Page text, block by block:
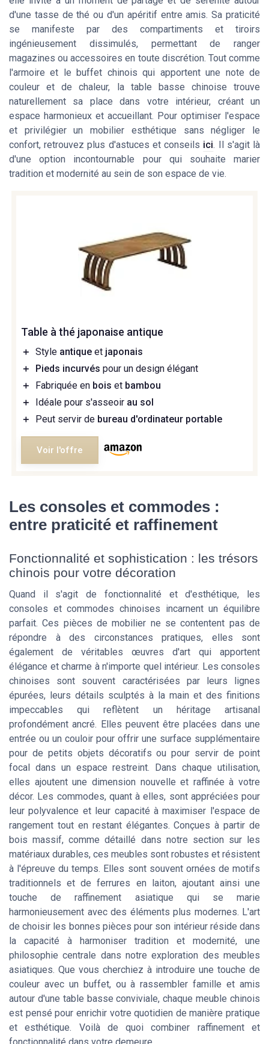
d'une tasse de thé ou d'un apéritif entre amis. Sa praticité
se manifeste par des compartiments et tiroirs
ingénieusement dissimulés, permettant de ranger
magazines ou accessoires en toute discrétion. Tout comme
l'armoire et le buffet chinois qui apportent une note de
couleur et de chaleur, la table basse chinoise trouve
naturellement sa place dans votre intérieur, créant un
espace harmonieux et accueillant. Pour optimiser l'espace
et privilégier un mobilier esthétique sans négliger le
confort, retrouvez plus d'astuces et conseils ici. Il s'agit là
d'une option incontournable pour qui souhaite marier
tradition et modernité au sein de son espace de vie.
Table à thé japonaise antique
＋ Style antique et japonais
＋
Pieds incurvés pour un design élégant
＋
Fabriquée en bois et bambou
＋
Idéale pour s'asseoir au sol
＋
Peut servir de bureau d'ordinateur portable
Voir l'offre
Les consoles et commodes :
entre praticité et raffinement
Fonctionnalité et sophistication : les trésors
chinois pour votre décoration
Quand il s'agit de fonctionnalité et d'esthétique, les
consoles et commodes chinoises incarnent un équilibre
parfait. Ces pièces de mobilier ne se contentent pas de
répondre à des circonstances pratiques, elles sont
également de véritables œuvres d'art qui apportent
élégance et charme à n'importe quel intérieur. Les consoles
chinoises sont souvent caractérisées par leurs lignes
épurées, leurs détails sculptés à la main et des finitions
impeccables qui reflètent un héritage artisanal
profondément ancré. Elles peuvent être placées dans une
entrée ou un couloir pour offrir une surface supplémentaire
pour de petits objets décoratifs ou pour servir de point
focal dans un espace restreint. Dans chaque utilisation,
elles ajoutent une dimension nouvelle et raffinée à votre
décor. Les commodes, quant à elles, sont appréciées pour
leur polyvalence et leur capacité à maximiser l'espace de
rangement tout en restant élégantes. Conçues à partir de
bois massif, comme détaillé dans notre section sur les
matériaux durables, ces meubles sont robustes et résistent
à l'épreuve du temps. Elles sont souvent ornées de motifs
traditionnels et de ferrures en laiton, ajoutant ainsi une
touche de raffinement asiatique qui se marie
harmonieusement avec des éléments plus modernes. L'art
de choisir les bonnes pièces pour son intérieur réside dans
la capacité à harmoniser tradition et modernité, une
philosophie centrale dans notre exploration des meubles
asiatiques. Que vous cherchiez à introduire une touche de
couleur avec un buffet, ou à rassembler famille et amis
autour d'une table basse conviviale, chaque meuble chinois
est pensé pour enrichir votre quotidien de manière pratique
et esthétique. Voilà de quoi combiner raffinement et